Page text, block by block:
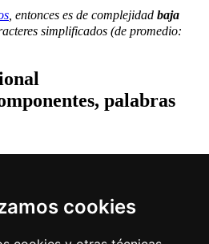
cookies
, entonces es de complejidad baja
simplificados (de promedio:
palabras
象 (elefante) , 丈 (diez pies)
caña en chino